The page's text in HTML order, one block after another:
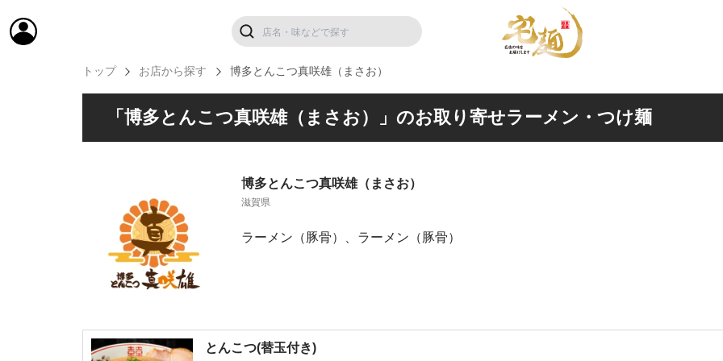
トップ お店から探す 博多とんこつ真咲雄（まさお）
「博多とんこつ真咲雄（まさお）」のお取り寄せラーメン・つけ麺
博多とんこつ真咲雄（まさお）
滋賀県
ラーメン（豚骨）、ラーメン（豚骨）
とんこつ(替玉付き)